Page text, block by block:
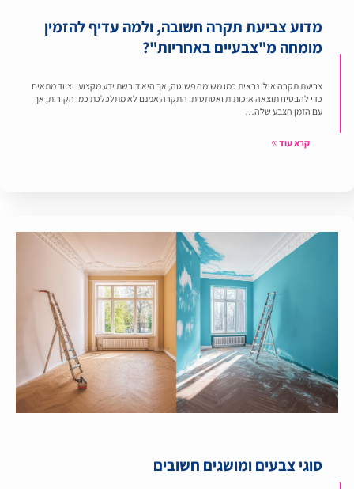
מדוע צביעת תקרה חשובה, ולמה עדיף להזמין
מומחה מ"צבעיים באחריות"?
צביעת תקרה אולי נראית כמו משימה פשוטה, אך היא דורשת ידע מקצועי וציוד מתאים
כדי להבטיח תוצאה איכותית ואסתטית. התקרה אמנם לא מתלכלכת כמו הקירות, אך
עם הזמן הצבע שלה…
קרא עוד
סוגי צבעים ומושגים חשובים